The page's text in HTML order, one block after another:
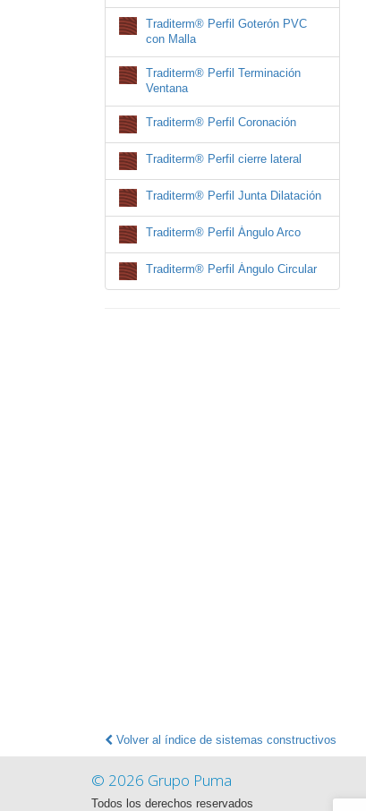
Traditerm® Perfil Goterón PVC
con Malla
Traditerm® Perfil Terminación
Ventana
Traditerm® Perfil Coronación
Traditerm® Perfil cierre lateral
Traditerm® Perfil Junta Dilatación
Traditerm® Perfil Ángulo Arco
Traditerm® Perfil Ángulo Circular
Volver al índice de sistemas constructivos
© 2026 Grupo Puma
Todos los derechos reservados